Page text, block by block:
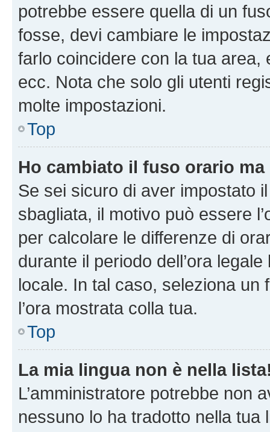
potrebbe essere quella di un
fosse, devi cambiare le
farlo coincidere con la tua area,
ecc. Nota che solo gli utenti
molte impostazioni.
Top
Ho cambiato il fuso orario ma
Se sei sicuro di aver impostato
sbagliata, il motivo può essere
per calcolare le differenze di
durante il periodo dell’ora
locale. In tal caso, seleziona
l’ora mostrata colla tua.
Top
La mia lingua non è nella
L’amministratore potrebbe non
nessuno lo ha tradotto nella tua